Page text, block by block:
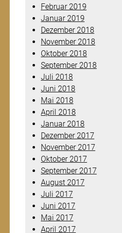
Februar 2019
Januar 2019
Dezember 2018
November 2018
Oktober 2018
September 2018
Juli 2018
Juni 2018
Mai 2018
April 2018
Januar 2018
Dezember 2017
November 2017
Oktober 2017
September 2017
August 2017
Juli 2017
Juni 2017
Mai 2017
April 2017